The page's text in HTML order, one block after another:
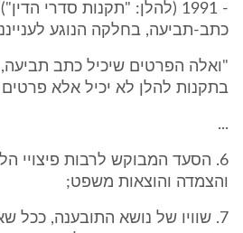
- 1991 (להלן: "תקנות סדרי
כתב-תביעה, בחלקה הנוגע
"ואלה הפרטים שיכיל כתב תביעה,
בתקנות להלן לא יכיל אלא
...
6. הסעד המבוקש לרבות פיצויי
והצמדה והוצאות משפט;
7. שוויו של נושא התובענה, ככל